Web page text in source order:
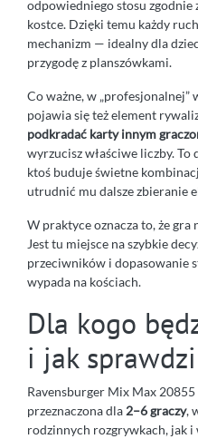
odpowiedniego stosu
kostce. Dzięki temu każdy
mechanizm — idealny dla
przygodę z planszówkami.
Co ważne, w
pojawia się też element
podkradać karty innym
wyrzucisz właściwe liczby.
ktoś buduje świetne
utrudnić mu dalsze zbieranie
W praktyce oznacza to, że gra
Jest tu miejsce na szybkie
przeciwników i dopasowanie
wypada na kościach.
Dla kogo
i jak
Ravensburger Mix Max
przeznaczona dla 2–6 graczy,
rodzinnych rozgrywkach, jak i